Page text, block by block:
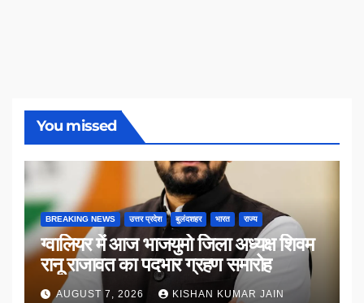
You missed
BREAKING NEWS उत्तर प्रदेश बुलंदशहर भारत राज्य
ग्वालियर में आज भाजयुमो जिला अध्यक्ष शिवम
रानू राजावत का पदभार ग्रहण समारोह
AUGUST 7, 2026 KISHAN KUMAR JAIN